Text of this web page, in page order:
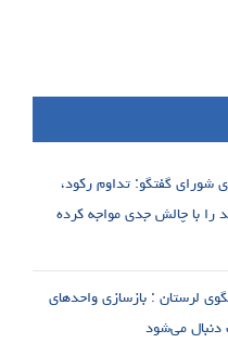
شورای گفتگو: تداوم رکود،
را با چالش جدی مواجه کرده
لرستان : بازسازی واحدهای
دنبال می‌شود